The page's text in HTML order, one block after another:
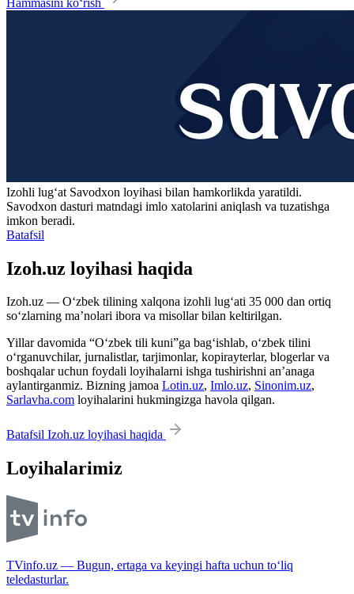
Izohli lugʻat Savodxon loyihasi bilan hamkorlikda yaratildi.
Savodxon dasturi matndagi imlo xatolarini aniqlash va tuzatishga
imkon beradi.
Batafsil
Izoh.uz loyihasi haqida
Izoh.uz — O‘zbek tilining xalqona izohli lug‘ati 35 000 dan ortiq
so‘zlarning ma’nolari ibora va misollar bilan keltirilgan.
Yillar davomida “O‘zbek tili kuni”ga bag‘ishlab, o‘zbek tilini
o‘rganuvchilar, jurnalistlar, tarjimonlar, kopirayterlar, blogerlar va
boshqalar uchun foydali loyihalarni ishga tushirishni an’anaga
aylantirganmiz. Bizning jamoa Lotin.uz, Imlo.uz, Sinonim.uz,
Sarlavha.com loyihalarini hukmingizga havola qilgan.
Batafsil Izoh.uz loyihasi haqida
Loyihalarimiz
TVinfo.uz — Bugun, ertaga va keyingi hafta uchun to‘liq
teledasturlar.